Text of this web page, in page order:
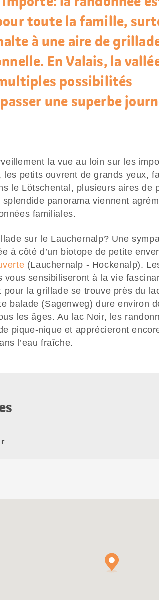
toute la famille,
à une aire de
En Valais, la
possibilités
une superbe
la vue au loin sur les
petits ouvrent de grands yeux,
le Lötschental, plusieurs aires de
panorama viennent
familiales.
sur le Lauchernalp? Une
à côté d’un biotope de petite
(Lauchernalp - Hockenalp).
vous sensibiliseront à la vie
pour la grillade se trouve près du
balade (Sagenweg) dure environ
les âges. Au lac Noir, les
pique-nique et apprécieront
l’eau fraîche.